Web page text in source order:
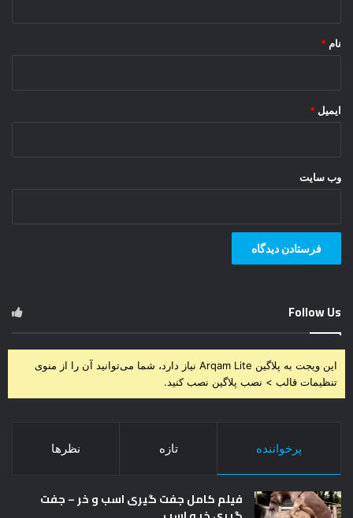
نام *
ایمیل *
وب‌ سایت
Follow Us
این ویجت به پلاگین Arqam Lite نیاز دارد، شما می‌توانید آن را از منوی
تنظیمات قالب > نصب پلاگین نصب کنید.
پرخواننده تازه نظرها
فیلم کامل جفت گیری اسب و خر – جفت